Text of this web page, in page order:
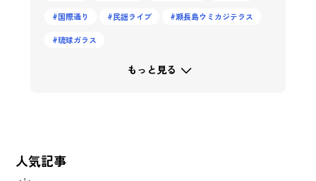
国際通り 民謡ライブ 瀬長島ウミカジテラス
琉球ガラス
もっと見る
人気記事